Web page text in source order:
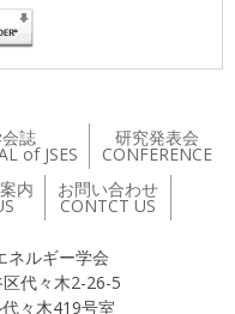
誌
of JSES
研究発表会
CONFERENCE
内 お問い合わせ
CONTCT US
ネルギー学会
代々木2-26-5
419号室